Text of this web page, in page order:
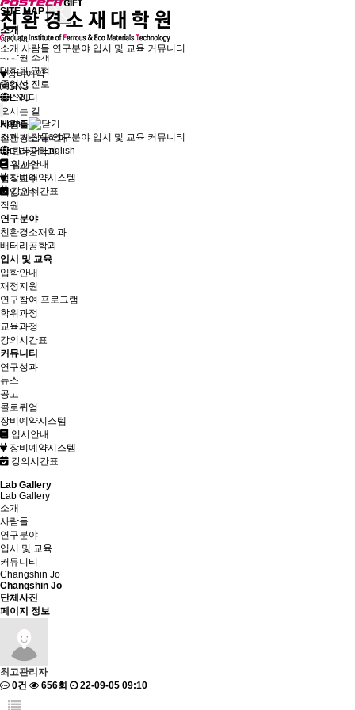
SITE MAP
소개
인사말
대학원 소개
대학원 연혁
졸업생 진로
뉴스레터
오시는 길
사람들
친환경소재학과
배터리공학과
연구교수
겸직교수
퇴임교수
직원
연구분야
친환경소재학과
배터리공학과
입시 및 교육
입학안내
재정지원
연구참여 프로그램
학위과정
교육과정
강의시간표
커뮤니티
연구성과
뉴스
공고
콜로퀴엄
장비예약시스템
입시안내
장비예약시스템
강의시간표
소개 사람들 연구분야 입시 및 교육 커뮤니티
장비예약
SNS
ENG
Home
소개 사람들 연구분야 입시 및 교육 커뮤니티
한국어 English
입시안내
장비예약시스템
강의시간표
Lab Gallery
Lab Gallery
소개
사람들
연구분야
입시 및 교육
커뮤니티
Changshin Jo
Changshin Jo
단체사진
페이지 정보
최고관리자
0건
656회 22-09-05 09:10